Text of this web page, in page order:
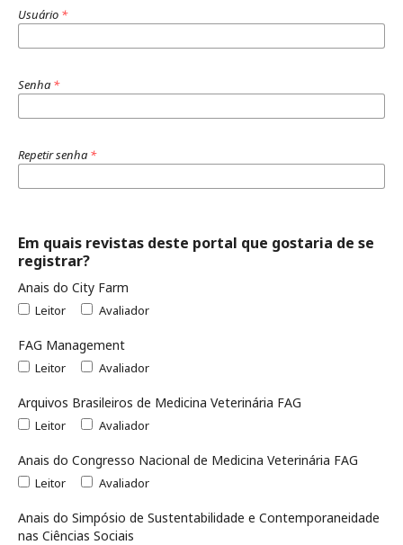
Usuário *
Senha *
Repetir senha *
Em quais revistas deste portal que gostaria de se
registrar?
Anais do City Farm
Leitor Avaliador
FAG Management
Leitor Avaliador
Arquivos Brasileiros de Medicina Veterinária FAG
Leitor Avaliador
Anais do Congresso Nacional de Medicina Veterinária FAG
Leitor Avaliador
Anais do Simpósio de Sustentabilidade e Contemporaneidade
nas Ciências Sociais